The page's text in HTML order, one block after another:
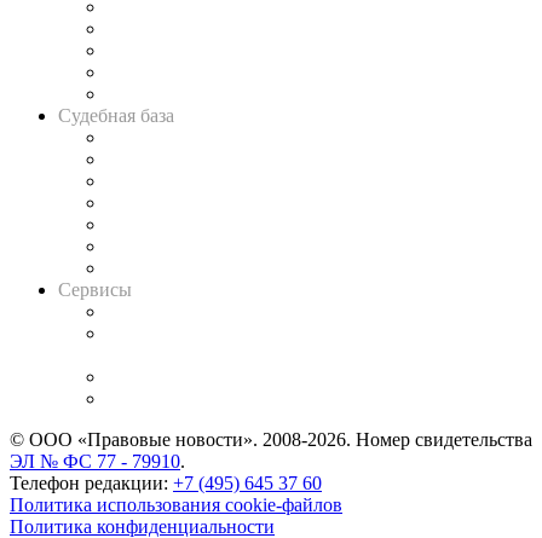
Судебная база
Сервисы
© ООО «Правовые новости». 2008-2026. Номер свидетельства
ЭЛ № ФС 77 - 79910.
Телефон редакции: +7 (495) 645 37 60
Политика использования cookie-файлов
Политика конфиденциальности